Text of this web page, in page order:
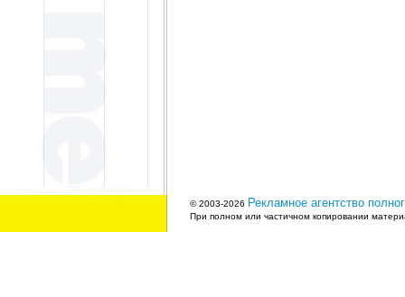
© 2003-2026 Рекламное агентство
При полном или частичном копировании